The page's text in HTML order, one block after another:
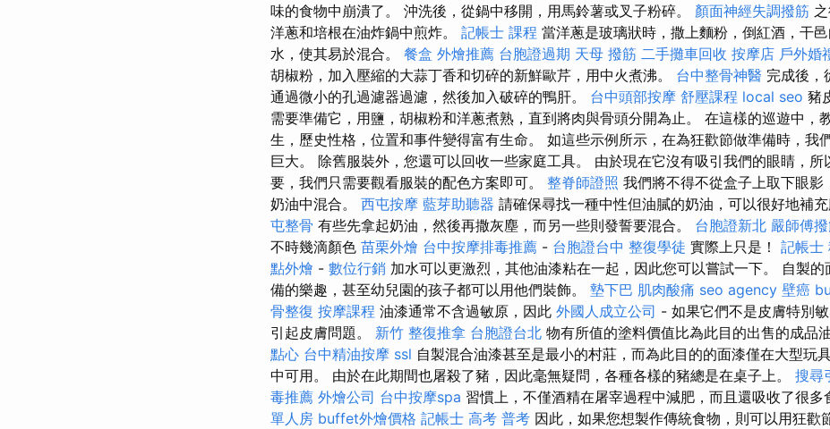
味的食物中崩潰了。 沖洗後，從鍋中移開，用馬鈴薯或叉子粉碎。 顏面神經失調撥筋
洋蔥和培根在油炸鍋中煎炸。 記帳士 課程 當洋蔥是玻璃狀時，撒上麵粉，倒紅酒，干
水，使其易於混合。 餐盒 外燴推薦 台胞證過期 天母 撥筋 二手攤車回收 按摩店 戶外婚
胡椒粉，加入壓縮的大蒜丁香和切碎的新鮮歐芹，用中火煮沸。 台中整骨神醫 完成後，
通過微小的孔過濾器過濾，然後加入破碎的鴨肝。 台中頭部按摩 舒壓課程 local seo 豬
需要準備它，用鹽，胡椒粉和洋蔥煮熟，直到將肉與骨頭分開為止。 在這樣的巡遊中，
生，歷史性格，位置和事件變得富有生命。 如這些示例所示，在為狂歡節做準備時，我
巨大。 除舊服裝外，您還可以回收一些家庭工具。 由於現在它沒有吸引我們的眼睛，所
要，我們只需要觀看服裝的配色方案即可。 整脊師證照 我們將不得不從盒子上取下眼影
奶油中混合。 西屯按摩 藍芽助聽器 請確保尋找一種中性但油膩的奶油，可以很好地補充
屯整骨 有些先拿起奶油，然後再撒灰塵，而另一些則發誓要混合。 台胞證新北 嚴師傅
不時幾滴顏色 苗栗外燴 台中按摩排毒推薦 - 台胞證台中 整復學徒 實際上只是！ 記帳士
點外燴 - 數位行銷 加水可以更激烈，其他油漆粘在一起，因此您可以嘗試一下。 自製的
備的樂趣，甚至幼兒園的孩子都可以用他們裝飾。 墊下巴 肌肉酸痛 seo agency 壁癌
骨整復 按摩課程 油漆通常不含過敏原，因此 外國人成立公司 - 如果它們不是皮膚特別
引起皮膚問題。 新竹 整復推拿 台胞證台北 物有所值的塗料價值比為此目的出售的成品
點心 台中精油按摩 ssl 自製混合油漆甚至是最小的村莊，而為此目的的面漆僅在大型玩
中可用。 由於在此期間也屠殺了豬，因此毫無疑問，各種各樣的豬總是在桌子上。 搜尋
毒推薦 外燴公司 台中按摩spa 習慣上，不僅酒精在屠宰過程中減肥，而且還吸收了很多
單人房 buffet外燴價格 記帳士 高考 普考 因此，如果您想製作傳統食物，則可以用狂歡